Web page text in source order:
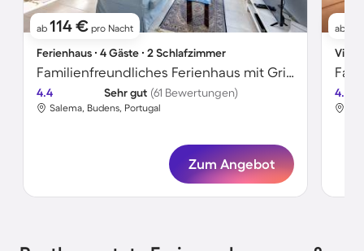
ab 114 € pro Nacht
Ferienhaus ∙ 4 Gäste ∙ 2 Schlafzimmer
Familienfreundliches Ferienhaus mit Grill und Terrasse | Neben dem Strand
4.4 Sehr gut (61 Bewertungen)
Salema, Budens, Portugal
Zum Angebot
ab
Villa
4.6